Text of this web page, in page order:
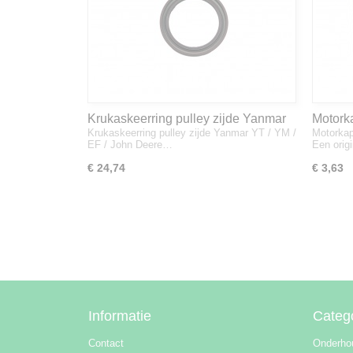
Krukaskeerring pulley zijde Yanmar
YT / YM / EF / John Deere - 119934-
01800
Krukaskeerring pulley zijde Yanmar YT / YM /
EF / John Deere…
€ 24,74
Een
€ 3,63
Informatie
Contact